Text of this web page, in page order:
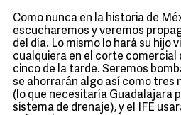
Como nunca en la historia de
escucharemos y veremos
del día. Lo mismo lo hará su hijo
cualquiera en el corte comercial
cinco de la tarde. Seremos
se ahorrarán algo así como tres
(lo que necesitaría Guadalajara
sistema de drenaje), y el IFE